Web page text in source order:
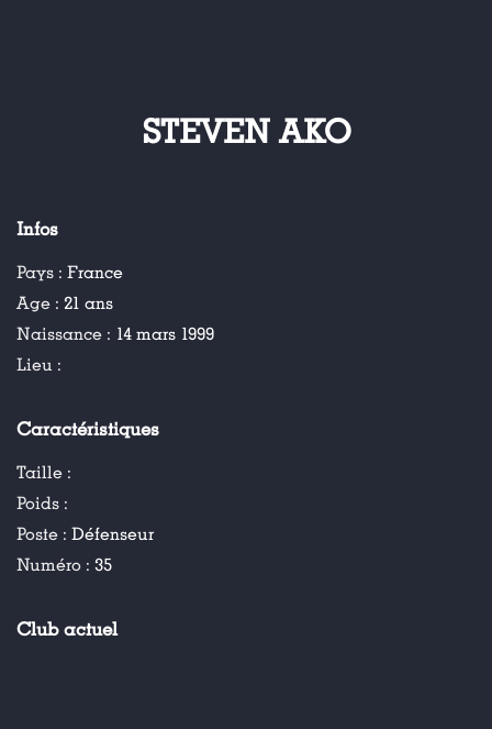
STEVEN AKO
Infos
Pays : France
Age : 21 ans
Naissance : 14 mars 1999
Lieu :
Caractéristiques
Taille :
Poids :
Poste : Défenseur
Numéro : 35
Club actuel